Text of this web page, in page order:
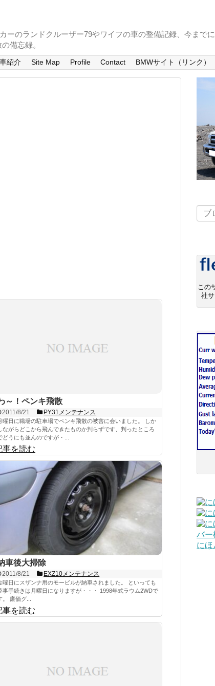
のランドクルーザー79やワイフの車の整備記録、今まで
備忘録。
紹介 Site Map Profile Contact BMWサイト（リンク）
～！ペンキ飛散
2011/8/21 PY31メンテナンス
曜日に職場の駐車場でペンキ飛散の被害に会いました。 しか
ながらどこから飛んできたものか判らずです、判ったところ
どうにも並んのですが・...
事を読む
車後大掃除
2011/8/21 EXZ10メンテナンス
曜日にスザンナ用のモービルが納車されました。 といっても
事手続きは月曜日になりますが・・・ 1998年式ラウム2WDで
。 廉価グ...
事を読む
この
社
にほ